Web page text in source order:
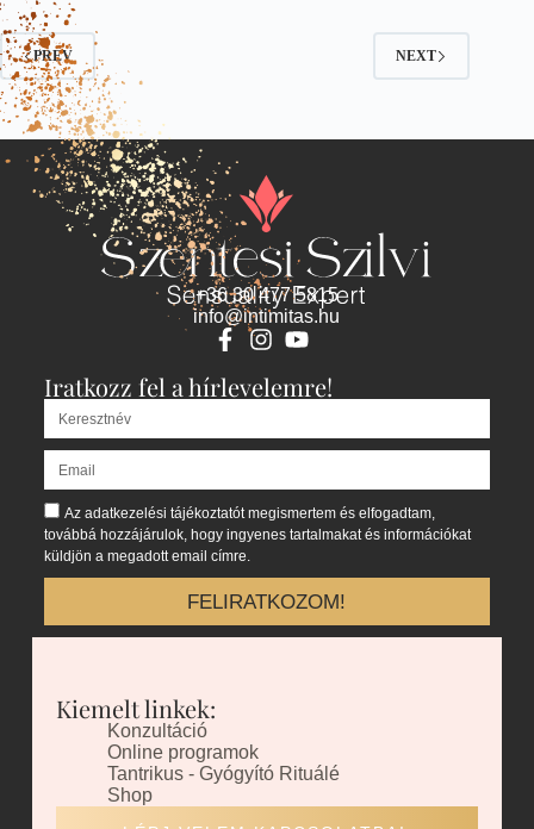
PREV NEXT
+36 30 477 5815
info@intimitas.hu
Iratkozz fel a hírlevelemre!
Az adatkezelési tájékoztatót megismertem és elfogadtam,
továbbá hozzájárulok, hogy ingyenes tartalmakat és információkat
küldjön a megadott email címre.
FELIRATKOZOM!
Kiemelt linkek:
Konzultáció
Online programok
Tantrikus - Gyógyító Rituálé
Shop